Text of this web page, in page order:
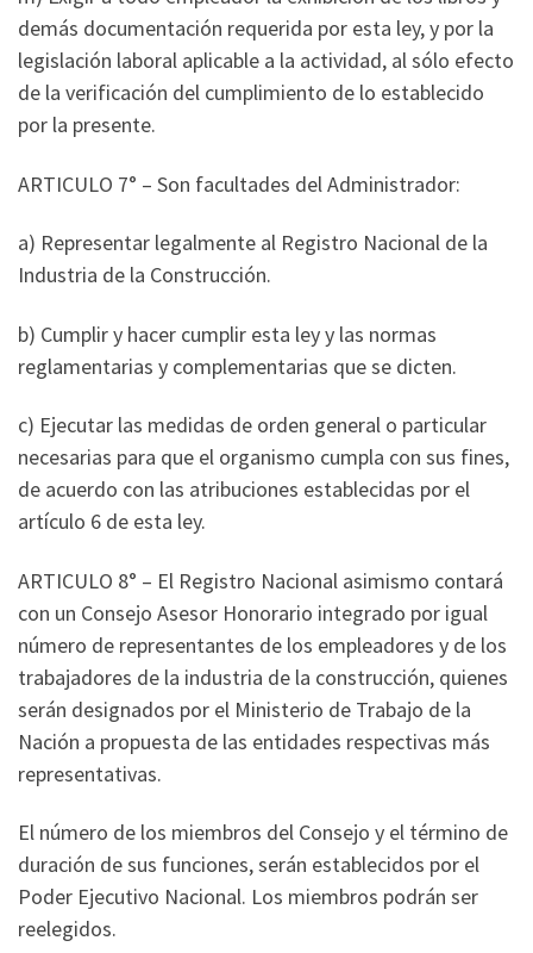
demás documentación requerida por esta ley, y por la
legislación laboral aplicable a la actividad, al sólo efecto
de la verificación del cumplimiento de lo establecido
por la presente.
ARTICULO 7° – Son facultades del Administrador:
a) Representar legalmente al Registro Nacional de la
Industria de la Construcción.
b) Cumplir y hacer cumplir esta ley y las normas
reglamentarias y complementarias que se dicten.
c) Ejecutar las medidas de orden general o particular
necesarias para que el organismo cumpla con sus fines,
de acuerdo con las atribuciones establecidas por el
artículo 6 de esta ley.
ARTICULO 8° – El Registro Nacional asimismo contará
con un Consejo Asesor Honorario integrado por igual
número de representantes de los empleadores y de los
trabajadores de la industria de la construcción, quienes
serán designados por el Ministerio de Trabajo de la
Nación a propuesta de las entidades respectivas más
representativas.
El número de los miembros del Consejo y el término de
duración de sus funciones, serán establecidos por el
Poder Ejecutivo Nacional. Los miembros podrán ser
reelegidos.